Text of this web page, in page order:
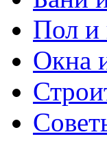
Пол и
Окна